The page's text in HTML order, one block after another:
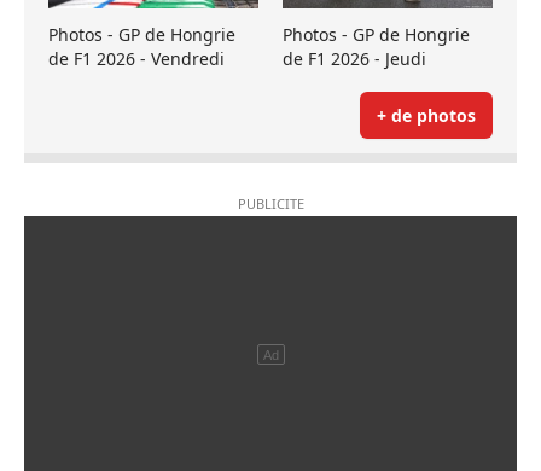
Photos - GP de Hongrie
de F1 2026 - Vendredi
Photos - GP de Hongrie
de F1 2026 - Jeudi
+ de photos